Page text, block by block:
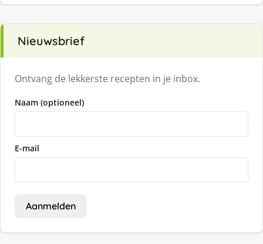
Nieuwsbrief
Ontvang de lekkerste recepten in je inbox.
Naam (optioneel)
E-mail
Aanmelden